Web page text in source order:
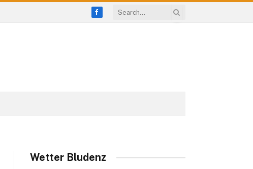
Facebook
Wetter Bludenz